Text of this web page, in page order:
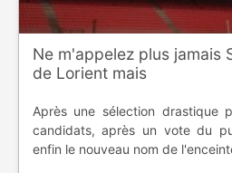
Ne m'appelez plus jamais
de Lorient mais
Après une sélection drastique
candidats, après un vote du
enfin le nouveau nom de